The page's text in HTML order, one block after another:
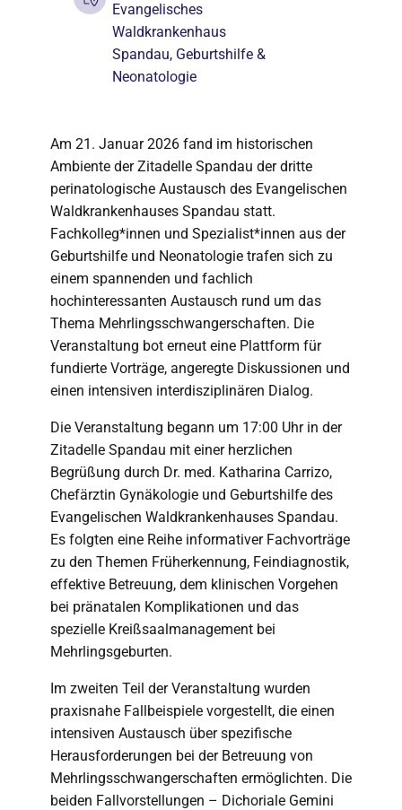
Evangelisches
Waldkrankenhaus
Spandau, Geburtshilfe &
Neonatologie
Am 21. Januar 2026 fand im historischen
Ambiente der Zitadelle Spandau der dritte
perinatologische Austausch des Evangelischen
Waldkrankenhauses Spandau statt.
Fachkolleg*innen und Spezialist*innen aus der
Geburtshilfe und Neonatologie trafen sich zu
einem spannenden und fachlich
hochinteressanten Austausch rund um das
Thema Mehrlingsschwangerschaften. Die
Veranstaltung bot erneut eine Plattform für
fundierte Vorträge, angeregte Diskussionen und
einen intensiven interdisziplinären Dialog.
Die Veranstaltung begann um 17:00 Uhr in der
Zitadelle Spandau mit einer herzlichen
Begrüßung durch Dr. med. Katharina Carrizo,
Chefärztin Gynäkologie und Geburtshilfe des
Evangelischen Waldkrankenhauses Spandau.
Es folgten eine Reihe informativer Fachvorträge
zu den Themen Früherkennung, Feindiagnostik,
effektive Betreuung, dem klinischen Vorgehen
bei pränatalen Komplikationen und das
spezielle Kreißsaalmanagement bei
Mehrlingsgeburten.
Im zweiten Teil der Veranstaltung wurden
praxisnahe Fallbeispiele vorgestellt, die einen
intensiven Austausch über spezifische
Herausforderungen bei der Betreuung von
Mehrlingsschwangerschaften ermöglichten. Die
beiden Fallvorstellungen – Dichoriale Gemini